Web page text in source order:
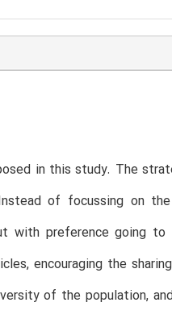
in this study. The
of focussing on
with preference going
encouraging the
of the population,